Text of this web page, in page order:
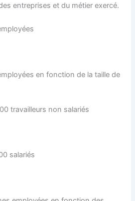
entreprises et du métier exercé.
en fonction de la taille de
travailleurs non salariés
salariés